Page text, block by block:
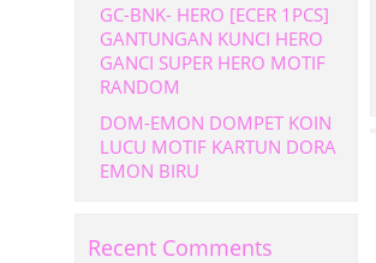
GC-BNK- HERO [ECER 1PCS]
GANTUNGAN KUNCI HERO
GANCI SUPER HERO MOTIF
RANDOM
DOM-EMON DOMPET KOIN
LUCU MOTIF KARTUN DORA
EMON BIRU
Recent Comments